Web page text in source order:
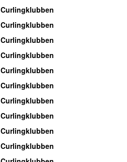
Curlingklubben
Curlingklubben
Curlingklubben
Curlingklubben
Curlingklubben
Curlingklubben
Curlingklubben
Curlingklubben
Curlingklubben
Curlingklubben